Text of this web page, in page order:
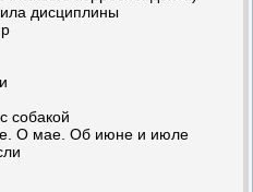
дисциплины
собакой
О мае. Об июне и июле